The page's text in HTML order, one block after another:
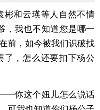
和云瑛等人自然不情
，我也不知道您是哪一
前，如今被我们识破找
了，怎么还要扣下杨公
你这个妞儿怎么说话